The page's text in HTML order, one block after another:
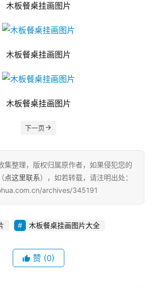
木板餐桌挂画图片
木板餐桌挂画图片
木板餐桌挂画图片
下一页
集整理，版权归属原作者，如果侵犯您的
点这里联系），如若转载，请注明出处：
archives/345191
木板餐桌挂画图片大全
赞 (0)